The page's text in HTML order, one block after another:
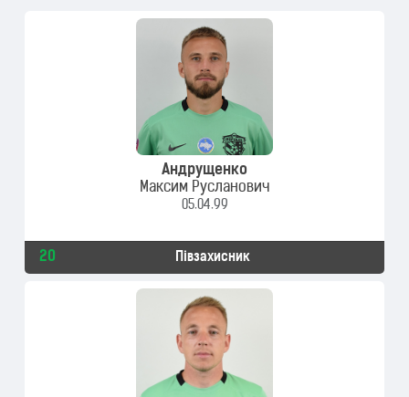
Андрущенко
Максим Русланович
05.04.99
20 Півзахисник